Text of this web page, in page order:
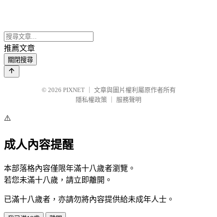
推薦文章
關閉搜尋
© 2026 PIXNET
文章與圖片權利屬原作者所有
隱私權政策
服務聲明
⚠️
成人內容提醒
本部落格內容僅限年滿十八歲者瀏覽。
若您未滿十八歲，請立即離開。
已滿十八歲者，亦請勿將內容提供給未成年人士。